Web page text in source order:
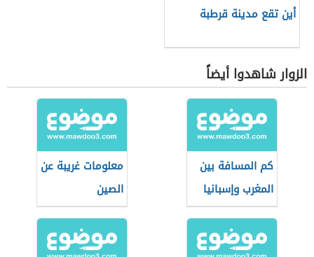
أين تقع مدينة قرطبة
الزوار شاهدوا أيضاً
كم المسافة بين
المغرب وإسبانيا
معلومات غريبة عن
الصين